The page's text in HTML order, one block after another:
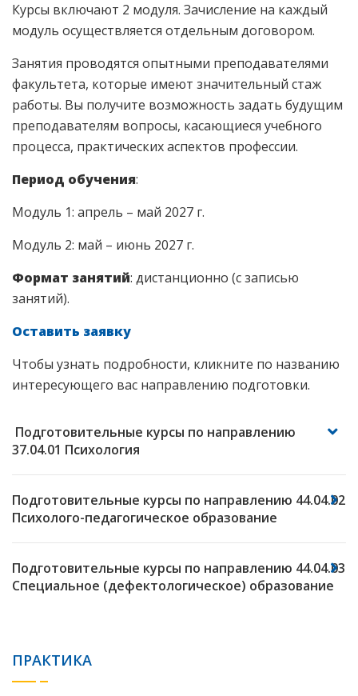
Курсы включают 2 модуля. Зачисление на каждый
модуль осуществляется отдельным договором.
Занятия проводятся опытными преподавателями
факультета, которые имеют значительный стаж
работы. Вы получите возможность задать будущим
преподавателям вопросы, касающиеся учебного
процесса, практических аспектов профессии.
Период обучения:
Модуль 1: апрель – май 2027 г.
Модуль 2: май – июнь 2027 г.
Формат занятий: дистанционно (с записью
занятий).
Оставить заявку
Чтобы узнать подробности, кликните по названию
интересующего вас направлению подготовки.
Подготовительные курсы по направлению
37.04.01 Психология
Подготовительные курсы по направлению 44.04.02
Психолого-педагогическое образование
Подготовительные курсы по направлению 44.04.03
Специальное (дефектологическое) образование
ПРАКТИКА